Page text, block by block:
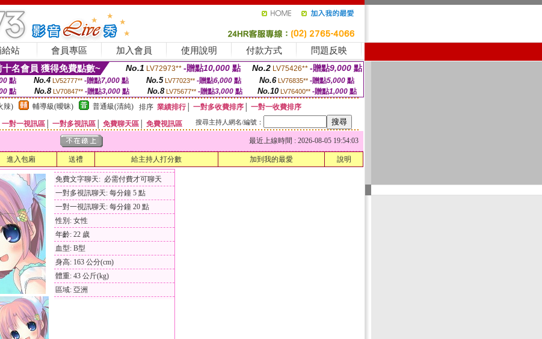
給站 會員專區 加入會員 使用說明 付款方式 問題反映
名會員 獲得免費點數~ No.1 LV72973** -贈點10,000 點 No.2 LV75426** -贈點9,000 點
點 No.4 LV52777** -贈點7,000點 No.5 LV77023** -贈點6,000點 No.6 LV76835** -贈點5,000點
點 No.8 LV70847** -贈點3,000 點 No.8 LV75677** -贈點3,000點 No.10 LV76400** -贈點1,000 點
辣) 輔導級(曖昧) 普通級(清純) 排序 業績排行│ 一對多收費排序
一對一收費排序
一對一視訊區 一對多視訊區 免費聊天區 免費視訊區 搜尋主持人網名/編號：
最近上線時間 : 2026-08-05 19:54:03
進入包廂 送禮 給主持人打分數 加到我的最愛 說明
免費文字聊天: 必需付費才可聊天
一對多視訊聊天: 每分鐘 5 點
一對一視訊聊天: 每分鐘 20 點
性別: 女性
年齡: 22 歲
血型: B型
身高: 163 公分(cm)
體重: 43 公斤(kg)
區域: 亞洲